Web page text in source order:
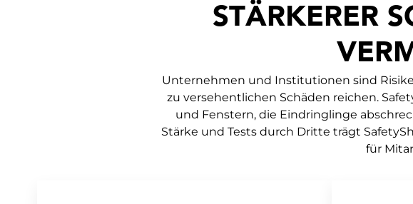
STÄRKERER
Unternehmen und Institutionen sind
zu versehentlichen Schäden reichen.
und Fenstern, die Eindringlinge
Stärke und Tests durch Dritte trägt
für